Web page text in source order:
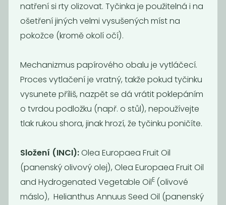
Oční
95 Kč 95
Akce -55% Akce
natření si rty olizovat. Tyčinka je použitelná i na
ošetření jiných velmi vysušených míst na
pokožce (kromě okolí očí).
Mechanizmus papírového obalu je vytláčecí.
Proces vytlačení je vratný, takže pokud tyčinku
vysunete příliš, nazpět se dá vrátit poklepáním
o tvrdou podložku (např. o stůl), nepoužívejte
tlak rukou shora, jinak hrozí, že tyčinku poničíte.
Složení (INCI):Olea Europaea Fruit Oil
(panenský olivový olej), Olea Europaea Fruit Oil
and Hydrogenated Vegetable OilE (olivové
máslo), Helianthus Annuus Seed Oil (panenský